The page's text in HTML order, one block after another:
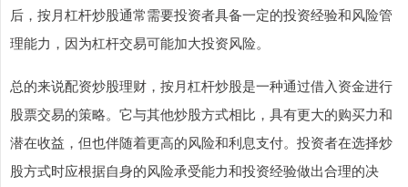
后，按月杠杆炒股通常需要投资者具备一定的投资经验和风险管
理能力，因为杠杆交易可能加大投资风险。
总的来说配资炒股理财，按月杠杆炒股是一种通过借入资金进行
股票交易的策略。它与其他炒股方式相比，具有更大的购买力和
潜在收益，但也伴随着更高的风险和利息支付。投资者在选择炒
股方式时应根据自身的风险承受能力和投资经验做出合理的决